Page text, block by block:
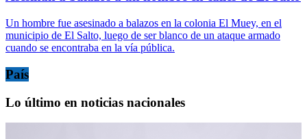
Un hombre fue asesinado a balazos en la colonia El Muey, en el
municipio de El Salto, luego de ser blanco de un ataque armado
cuando se encontraba en la vía pública.
País
Lo último en noticias nacionales